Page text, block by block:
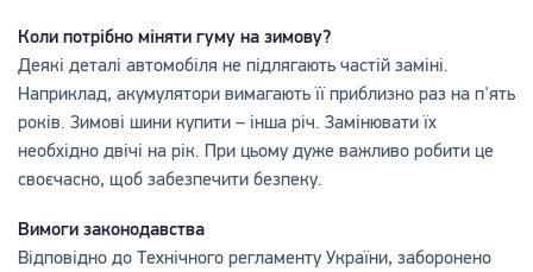
Коли потрібно міняти гуму на зимову?
Деякі деталі автомобіля не підлягають частій заміні.
Наприклад, акумулятори вимагають її приблизно раз на п'ять
років. Зимові шини купити – інша річ. Замінювати їх
необхідно двічі на рік. При цьому дуже важливо робити це
своєчасно, щоб забезпечити безпеку.
Вимоги законодавства
Відповідно до Технічного регламенту України, заборонено